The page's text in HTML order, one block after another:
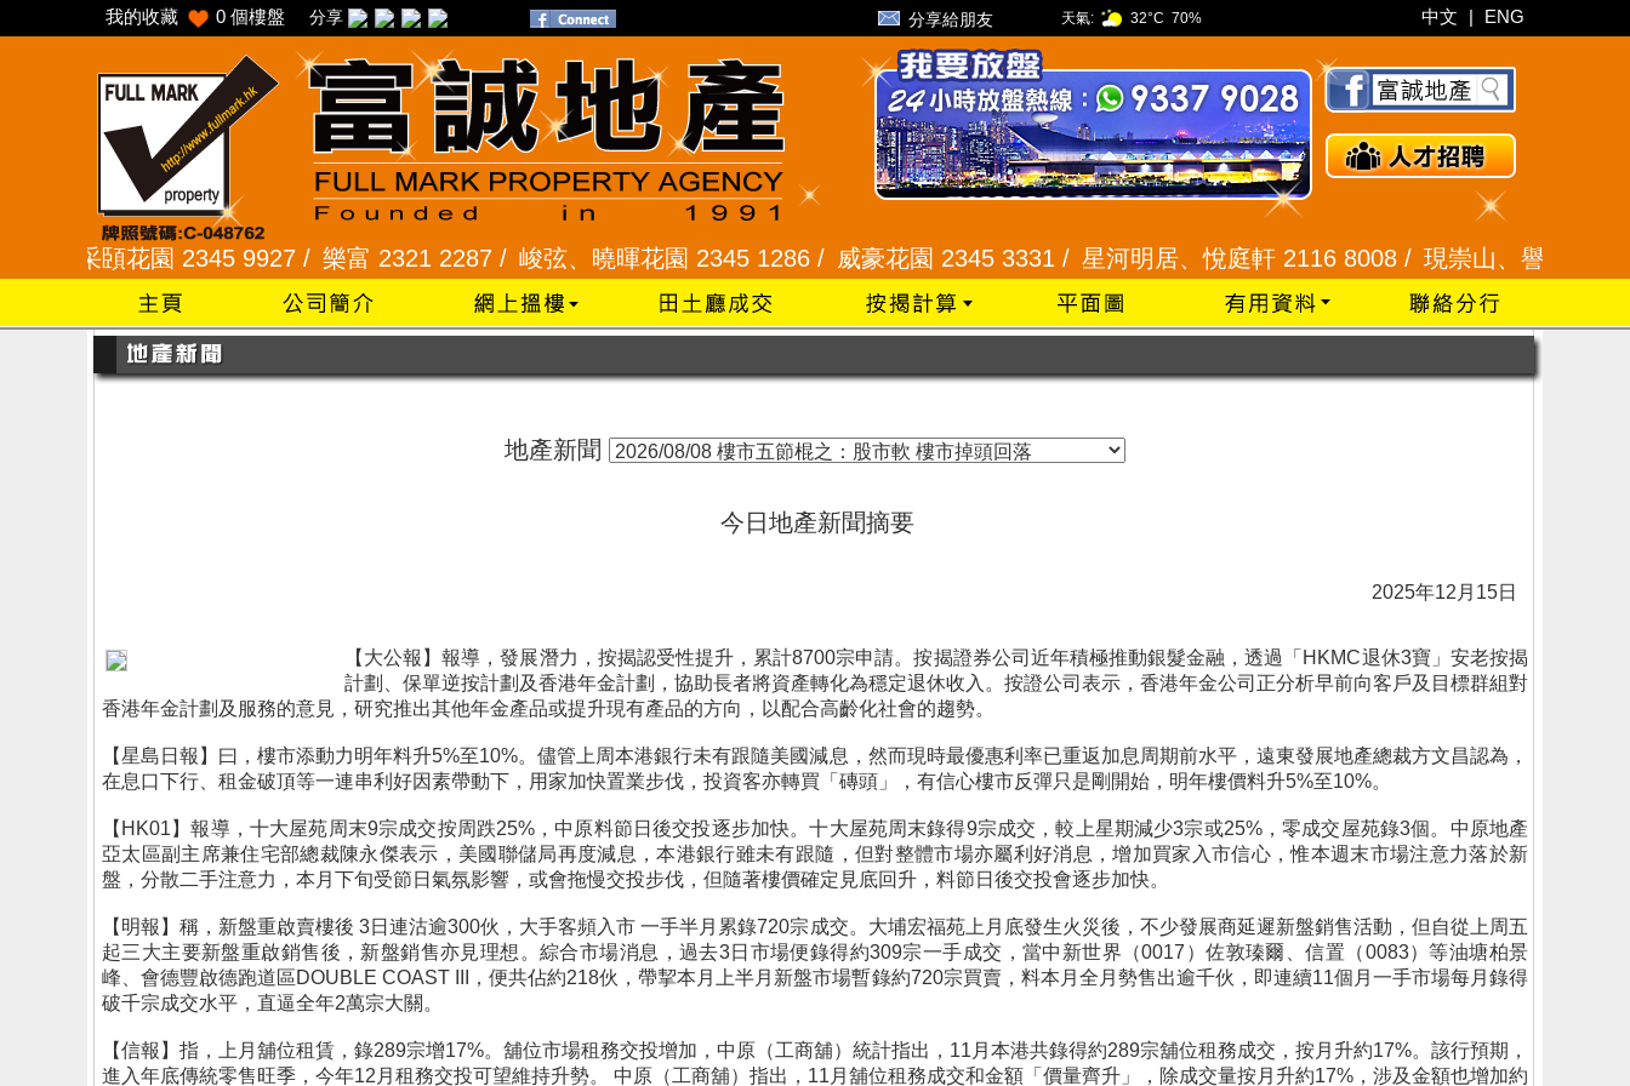
我的收藏 0 個樓盤 分享 分享給朋友 天氣: 32°C 70% 中文 | ENG
采頣花園 2345 9927 /樂富 2321 2287 /峻弦、曉暉花園 2345 1286 /威豪花園 2345 3331 /星河明居、悅庭軒 2116 8008 /現崇山、譽港灣
地產新聞
今日地產新聞摘要
2025年12月15日
【大公報】報導，發展潛力，按揭認受性提升，累計8700宗申請。按揭證券公司近年積極推動銀髮金融，透過「HKMC退休3寶」安老按揭
計劃、保單逆按計劃及香港年金計劃，協助長者將資產轉化為穩定退休收入。按證公司表示，香港年金公司正分析早前向客戶及目標群組對
香港年金計劃及服務的意見，研究推出其他年金產品或提升現有產品的方向，以配合高齡化社會的趨勢。
【星島日報】曰，樓市添動力明年料升5%至10%。儘管上周本港銀行未有跟隨美國減息，然而現時最優惠利率已重返加息周期前水平，遠東發展地產總裁方文昌認為，
在息口下行、租金破頂等一連串利好因素帶動下，用家加快置業步伐，投資客亦轉買「磚頭」，有信心樓市反彈只是剛開始，明年樓價料升5%至10%。
【HK01】報導，十大屋苑周末9宗成交按周跌25%，中原料節日後交投逐步加快。十大屋苑周末錄得9宗成交，較上星期減少3宗或25%，零成交屋苑錄3個。中原地產
亞太區副主席兼住宅部總裁陳永傑表示，美國聯儲局再度減息，本港銀行雖未有跟隨，但對整體市場亦屬利好消息，增加買家入市信心，惟本週末市場注意力落於新
盤，分散二手注意力，本月下旬受節日氣氛影響，或會拖慢交投步伐，但隨著樓價確定見底回升，料節日後交投會逐步加快。
【明報】稱，新盤重啟賣樓後 3日連沽逾300伙，大手客頻入市 一手半月累錄720宗成交。大埔宏福苑上月底發生火災後，不少發展商延遲新盤銷售活動，但自從上周五
起三大主要新盤重啟銷售後，新盤銷售亦見理想。綜合市場消息，過去3日市場便錄得約309宗一手成交，當中新世界（0017）佐敦瑧爾、信置（0083）等油塘柏景
峰、會德豐啟德跑道區DOUBLE COAST III，便共佔約218伙，帶挈本月上半月新盤市場暫錄約720宗買賣，料本月全月勢售出逾千伙，即連續11個月一手市場每月錄得
破千宗成交水平，直逼全年2萬宗大關。
【信報】指，上月舖位租賃，錄289宗增17%。舖位市場租務交投增加，中原（工商舖）統計指出，11月本港共錄得約289宗舖位租務成交，按月升約17%。該行預期，
進入年底傳統零售旺季，今年12月租務交投可望維持升勢。 中原（工商舖）指出，11月舖位租務成交和金額「價量齊升」，除成交量按月升約17%，涉及金額也增加約